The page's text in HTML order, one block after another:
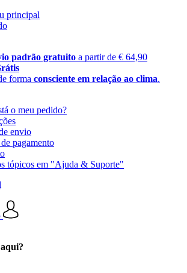
principal
padrão gratuito a partir de € 64,90
forma consciente em relação ao clima.
o meu pedido?
envio
pagamento
tópicos em "Ajuda & Suporte"